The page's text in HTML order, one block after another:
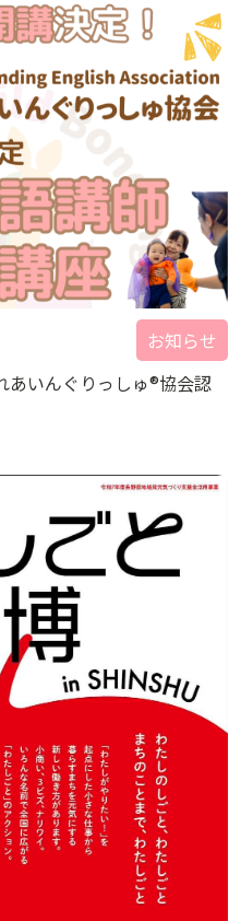
お知らせ
あいんぐりっしゅ®協会認